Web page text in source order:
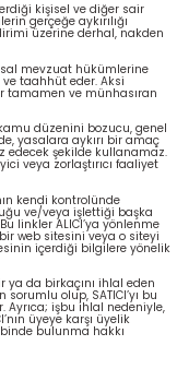
kişisel ve diğer sair
gerçeğe aykırılığı
üzerine derhal, nakden
mevzuat hükümlerine
taahhüt eder. Aksi
tamamen ve münhasıran
düzenini bozucu, genel
yasalara aykırı bir amaç
edecek şekilde kullanamaz.
veya zorlaştırıcı faaliyet
kendi kontrolünde
ve/veya işlettiği başka
linkler ALICI’ya yönlenme
web sitesini veya o siteyi
içerdiği bilgilere yönelik
ya da birkaçını ihlal eden
olup, SATICI’yı bu
işbu ihlal nedeniyle,
üyeye karşı üyelik
bulunma hakkı